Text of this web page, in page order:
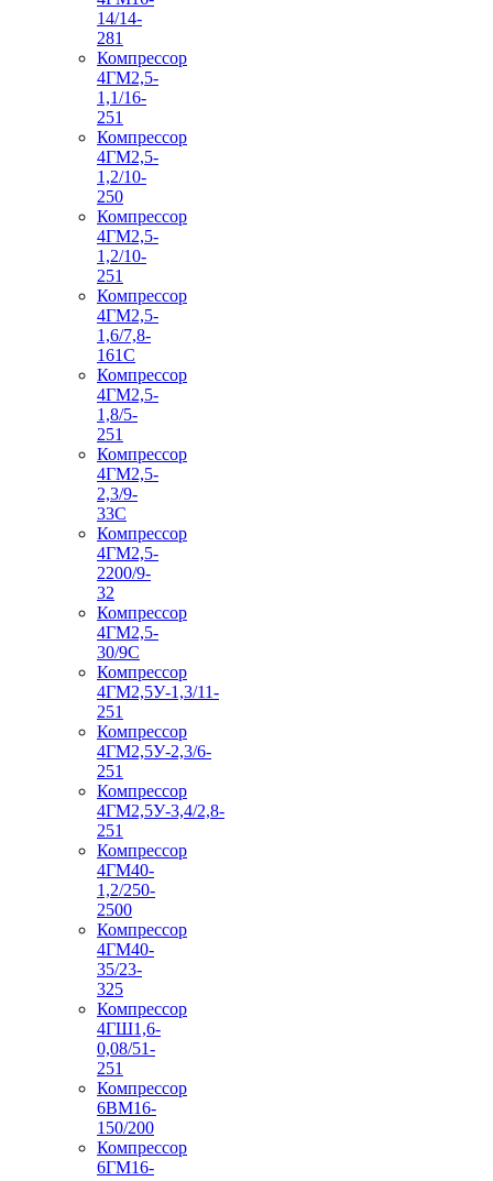
14/14-
281
Компрессор
4ГМ2,5-
1,1/16-
251
Компрессор
4ГМ2,5-
1,2/10-
250
Компрессор
4ГМ2,5-
1,2/10-
251
Компрессор
4ГМ2,5-
1,6/7,8-
161С
Компрессор
4ГМ2,5-
1,8/5-
251
Компрессор
4ГМ2,5-
2,3/9-
33С
Компрессор
4ГМ2,5-
2200/9-
32
Компрессор
4ГМ2,5-
30/9С
Компрессор
4ГМ2,5У-1,3/11-
251
Компрессор
4ГМ2,5У-2,3/6-
251
Компрессор
4ГМ2,5У-3,4/2,8-
251
Компрессор
4ГМ40-
1,2/250-
2500
Компрессор
4ГМ40-
35/23-
325
Компрессор
4ГШ1,6-
0,08/51-
251
Компрессор
6ВМ16-
150/200
Компрессор
6ГМ16-